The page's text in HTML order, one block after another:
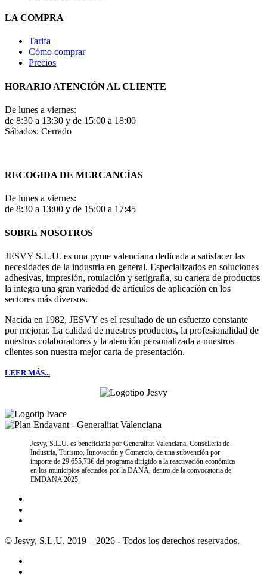
LA COMPRA
Tarifa
Cómo comprar
Precios
HORARIO ATENCIÓN AL CLIENTE
De lunes a viernes:
de 8:30 a 13:30 y de 15:00 a 18:00
Sábados: Cerrado
RECOGIDA DE MERCANCÍAS
De lunes a viernes:
de 8:30 a 13:00 y de 15:00 a 17:45
SOBRE NOSOTROS
JESVY S.L.U. es una pyme valenciana dedicada a satisfacer las
necesidades de la industria en general. Especializados en soluciones
adhesivas, impresión, rotulación y serigrafía, su cartera de productos
la integra una gran variedad de artículos de aplicación en los
sectores más diversos.
Nacida en 1982, JESVY es el resultado de un esfuerzo constante
por mejorar. La calidad de nuestros productos, la profesionalidad de
nuestros colaboradores y la atención personalizada a nuestros
clientes son nuestra mejor carta de presentación.
LEER MÁS...
Jesvy, S.L.U. es beneficiaria por Generalitat Valenciana, Consellería de
Industria, Turismo, Innovación y Comercio, de una subvención por
importe de 29.655,73€ del programa dirigido a la reactivación económica
en los municipios afectados por la DANA, dentro de la convocatoria de
EMDANA 2025.
© Jesvy, S.L.U. 2019 – 2026 - Todos los derechos reservados.